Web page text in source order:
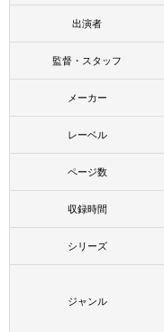
出演者
監督・スタッフ
メーカー
レーベル
ページ数
収録時間
シリーズ
ジャンル